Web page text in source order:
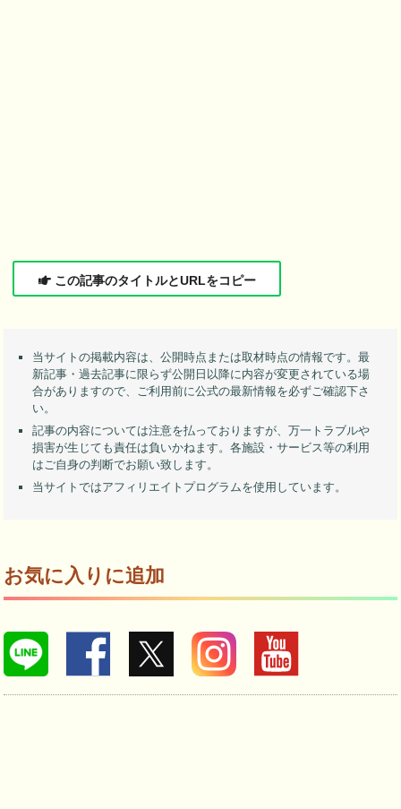
この記事のタイトルとURLをコピー
当サイトの掲載内容は、公開時点または取材時点の情報です。最
新記事・過去記事に限らず公開日以降に内容が変更されている場
合がありますので、ご利用前に公式の最新情報を必ずご確認下さ
い。
記事の内容については注意を払っておりますが、万一トラブルや
損害が生じても責任は負いかねます。各施設・サービス等の利用
はご自身の判断でお願い致します。
当サイトではアフィリエイトプログラムを使用しています。
お気に入りに追加